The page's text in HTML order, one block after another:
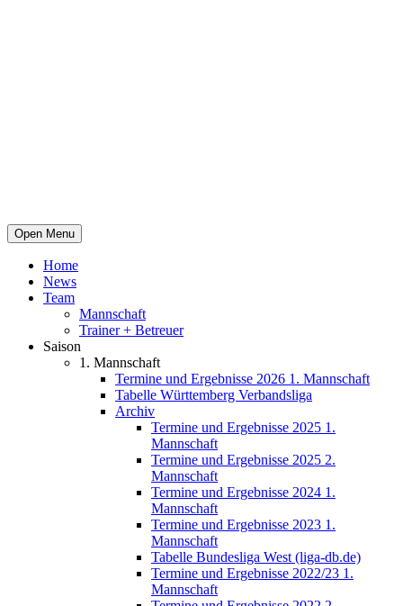
Open Menu
Home
News
Team
Mannschaft
Trainer + Betreuer
Saison
1. Mannschaft
Termine und Ergebnisse 2026 1. Mannschaft
Tabelle Württemberg Verbandsliga
Archiv
Termine und Ergebnisse 2025 1.
Mannschaft
Termine und Ergebnisse 2025 2.
Mannschaft
Termine und Ergebnisse 2024 1.
Mannschaft
Termine und Ergebnisse 2023 1.
Mannschaft
Tabelle Bundesliga West (liga-db.de)
Termine und Ergebnisse 2022/23 1.
Mannschaft